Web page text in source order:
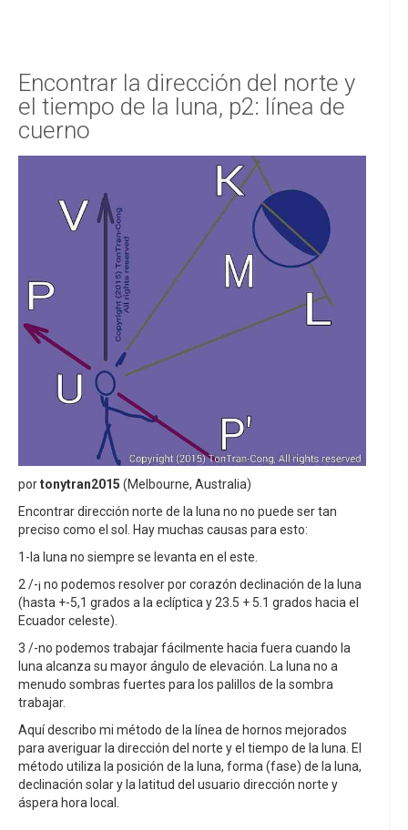
Encontrar la dirección del norte y
el tiempo de la luna, p2: línea de
cuerno
portonytran2015 (Melbourne, Australia)
Encontrar dirección norte de la luna no no puede ser tan
preciso como el sol. Hay muchas causas para esto:
1-la luna no siempre se levanta en el este.
2 /-¡ no podemos resolver por corazón declinación de la luna
(hasta +-5,1 grados a la eclíptica y 23.5 + 5.1 grados hacia el
Ecuador celeste).
3 /-no podemos trabajar fácilmente hacia fuera cuando la
luna alcanza su mayor ángulo de elevación. La luna no a
menudo sombras fuertes para los palillos de la sombra
trabajar.
Aquí describo mi método de la línea de hornos mejorados
para averiguar la dirección del norte y el tiempo de la luna. El
método utiliza la posición de la luna, forma (fase) de la luna,
declinación solar y la latitud del usuario dirección norte y
áspera hora local.